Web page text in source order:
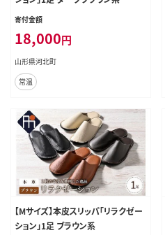
寄付金額
18,000円
山形県河北町
常温
【Mサイズ】本皮スリッパ「リラクゼー
ション」1足 ブラウン系